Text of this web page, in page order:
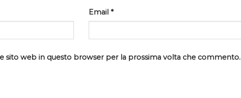
Email *
sito web in questo browser per la prossima volta che commento.